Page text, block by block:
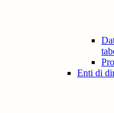
Enti di